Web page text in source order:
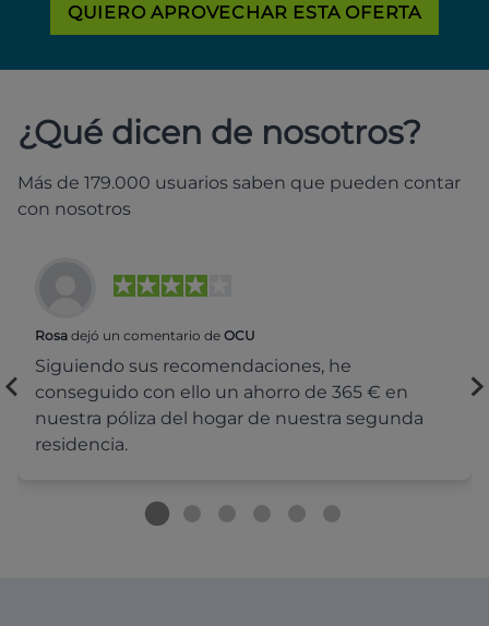
QUIERO APROVECHAR ESTA OFERTA
¿Qué dicen de nosotros?
Más de 179.000 usuarios saben que pueden contar
con nosotros
Rosa dejó un comentario de OCU
Siguiendo sus recomendaciones, he
conseguido con ello un ahorro de 365 € en
nuestra póliza del hogar de nuestra segunda
residencia.